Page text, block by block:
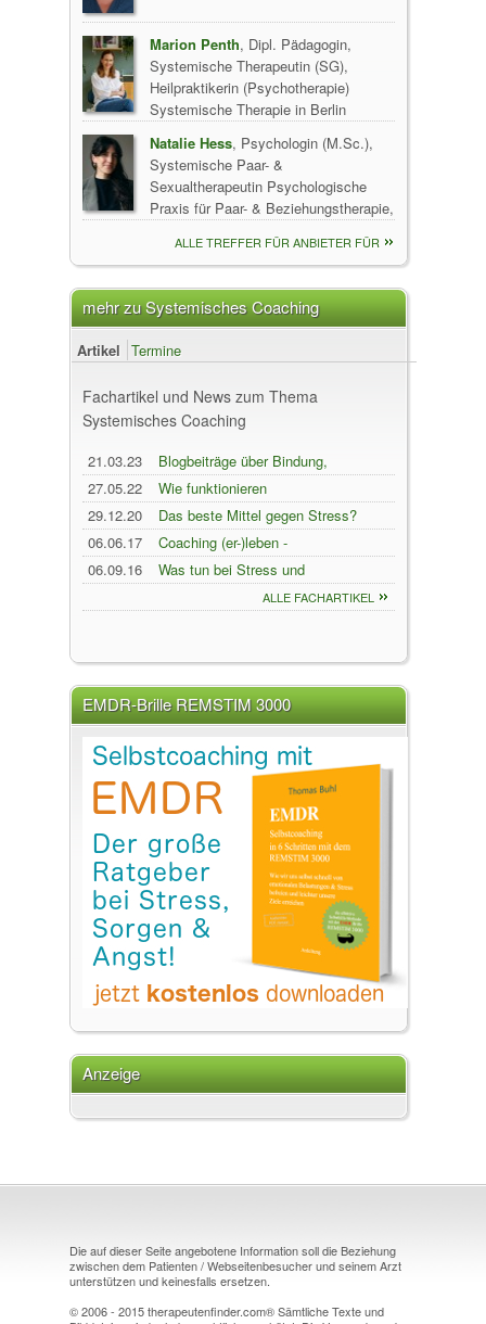
Marion Penth, Dipl. Pädagogin,
Systemische Therapeutin (SG),
Heilpraktikerin (Psychotherapie)
Systemische Therapie in Berlin
Prenzlauer Berg/ Pankow, 10409 Berlin
Natalie Hess, Psychologin (M.Sc.),
Systemische Paar- &
Sexualtherapeutin Psychologische
Praxis für Paar- & Beziehungstherapie,
ALLE TREFFER FÜR ANBIETER FÜR
SYSTEMISCHES COACHING
mehr zu Systemisches Coaching
Artikel Termine
Fachartikel und News zum Thema
Systemisches Coaching
21.03.23
Blogbeiträge über Bindung,
Panikattacken und Selbstwert
27.05.22
Wie funktionieren
Familienaufstellungen?
29.12.20
Das beste Mittel gegen Stress?
Innere Muster lösen!
06.06.17
Coaching (er-)leben -
Faszinierendes Systemisches
Coaching / Leitfaden für praxis
und Ausbildung
06.09.16
Was tun bei Stress und
Überforderung? Mit Coaching
wieder zu mehr Lebensfreude!
ALLE FACHARTIKEL
EMDR-Brille REMSTIM 3000
Anzeige
Die auf dieser Seite angebotene Information soll die Beziehung
zwischen dem Patienten / Webseitenbesucher und seinem Arzt
unterstützen und keinesfalls ersetzen.
© 2006 - 2015 therapeutenfinder.com® Sämtliche Texte und